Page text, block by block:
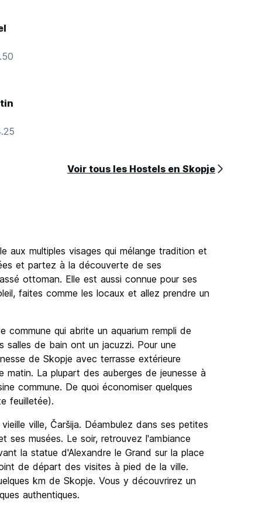
Voir tous les Hostels en Skopje
aux multiples visages qui mélange tradition et
et partez à la découverte de ses
ottoman. Elle est aussi connue pour ses
faites comme les locaux et allez prendre un
commune qui abrite un aquarium rempli de
salles de bain ont un jacuzzi. Pour une
de Skopje avec terrasse extérieure
La plupart des auberges de jeunesse à
commune. De quoi économiser quelques
feuilletée).
ville, Čaršija. Déambulez dans ses petites
ses musées. Le soir, retrouvez l'ambiance
la statue d'Alexandre le Grand sur la place
de départ des visites à pied de la ville.
km de Skopje. Vous y découvrirez un
authentiques.